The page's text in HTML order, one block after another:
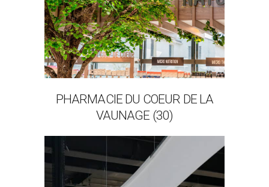
PHARMACIE DU COEUR DE LA
VAUNAGE (30)